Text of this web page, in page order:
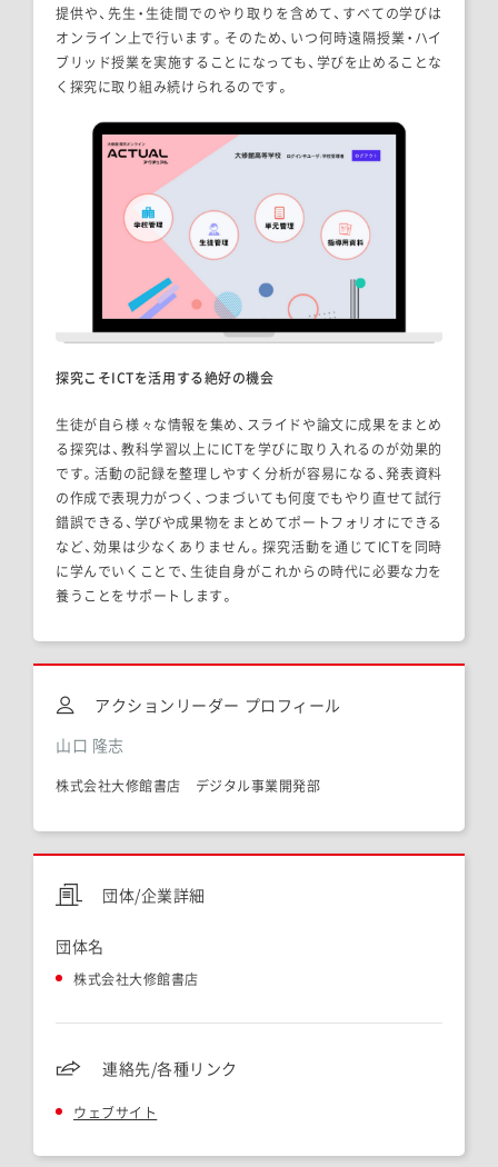
提供や、先生・生徒間でのやり取りを含めて、すべての学びは
オンライン上で行います。そのため、いつ何時遠隔授業・ハイ
ブリッド授業を実施することになっても、学びを止めることな
く探究に取り組み続けられるのです。
探究こそICTを活用する絶好の機会
生徒が自ら様々な情報を集め、スライドや論文に成果をまとめ
る探究は、教科学習以上にICTを学びに取り入れるのが効果的
です。活動の記録を整理しやすく分析が容易になる、発表資料
の作成で表現力がつく、つまづいても何度でもやり直せて試行
錯誤できる、学びや成果物をまとめてポートフォリオにできる
など、効果は少なくありません。探究活動を通じてICTを同時
に学んでいくことで、生徒自身がこれからの時代に必要な力を
養うことをサポートします。
アクションリーダー プロフィール
山口 隆志
株式会社大修館書店 デジタル事業開発部
団体/企業詳細
団体名
株式会社大修館書店
連絡先/各種リンク
ウェブサイト